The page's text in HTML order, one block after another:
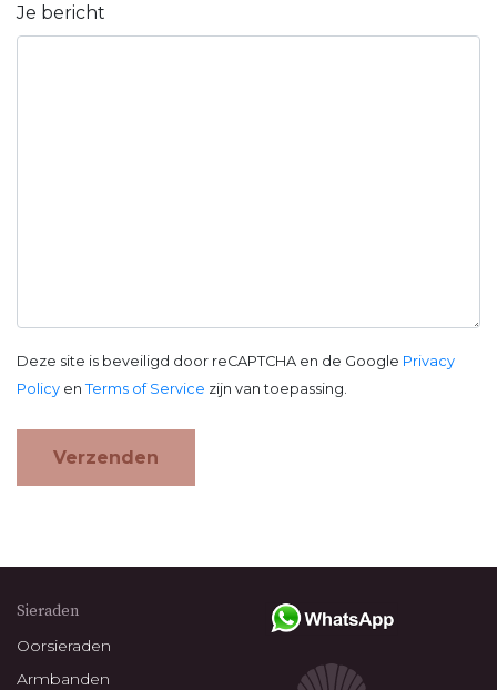
Je bericht
Deze site is beveiligd door reCAPTCHA en de Google Privacy
Policy en Terms of Service zijn van toepassing.
Sieraden
Oorsieraden
Armbanden